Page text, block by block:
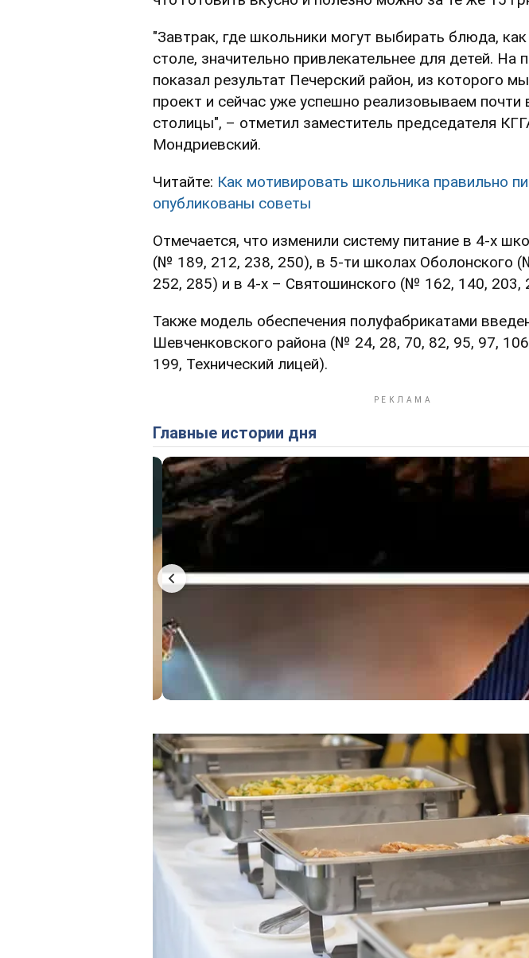
"Завтрак, где школьники могут выбирать блюда,
столе, значительно привлекательнее для детей. На
показал результат Печерский район, из которого
проект и сейчас уже успешно реализовываем почти
столицы", – отметил заместитель председателя
Мондриевский.
Читайте: Как мотивировать школьника правильно
опубликованы советы
Отмечается, что изменили систему питание в 4-х
(№ 189, 212, 238, 250), в 5-ти школах Оболонского
252, 285) и в 4-х – Святошинского (№ 162, 140, 203,
Также модель обеспечения полуфабрикатами
Шевченковского района (№ 24, 28, 70, 82, 95, 97,
199, Технический лицей).
Главные истории дня